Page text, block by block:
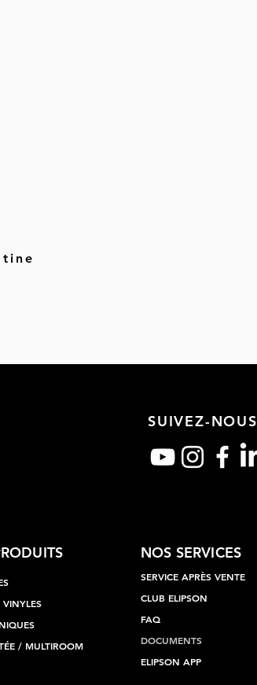
SUIVEZ-NOUS
VINYLES
/ MULTIROOM
NOS SERVICES
SERVICE APRÈS VENTE
CLUB ELIPSON
FAQ
DOCUMENTS
ELIPSON APP